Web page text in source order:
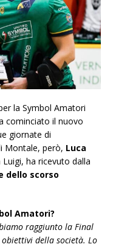
la Symbol Amatori
cominciato il nuovo
giornate di
Montale, però, Luca
ha ricevuto dalla
dello scorso
Amatori?
raggiunto la Final
della società. Lo